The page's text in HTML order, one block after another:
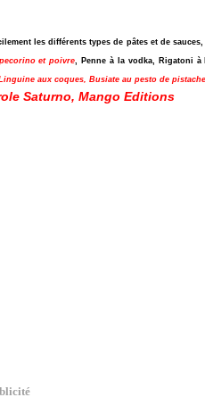
les différents types de pâtes et de
et poivre, Penne à la vodka, Rigatoni
aux coques, Busiate au pesto de
Saturno, Mango Editions